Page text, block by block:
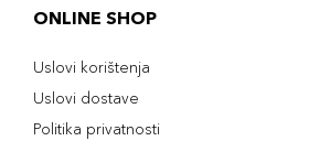
ONLINE SHOP
Uslovi korištenja
Uslovi dostave
Politika privatnosti